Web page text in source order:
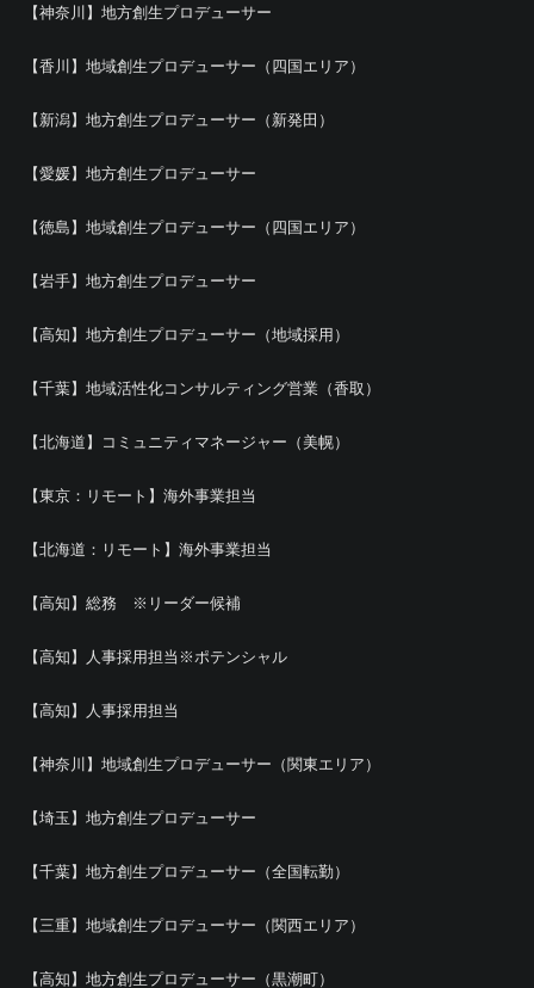
【神奈川】地方創生プロデューサー
【香川】地域創生プロデューサー（四国エリア）
【新潟】地方創生プロデューサー（新発田）
【愛媛】地方創生プロデューサー
【徳島】地域創生プロデューサー（四国エリア）
【岩手】地方創生プロデューサー
【高知】地方創生プロデューサー（地域採用）
【千葉】地域活性化コンサルティング営業（香取）
【北海道】コミュニティマネージャー（美幌）
【東京：リモート】海外事業担当
【北海道：リモート】海外事業担当
【高知】総務 ※リーダー候補
【高知】人事採用担当※ポテンシャル
【高知】人事採用担当
【神奈川】地域創生プロデューサー（関東エリア）
【埼玉】地方創生プロデューサー
【千葉】地方創生プロデューサー（全国転勤）
【三重】地域創生プロデューサー（関西エリア）
【高知】地方創生プロデューサー（黒潮町）